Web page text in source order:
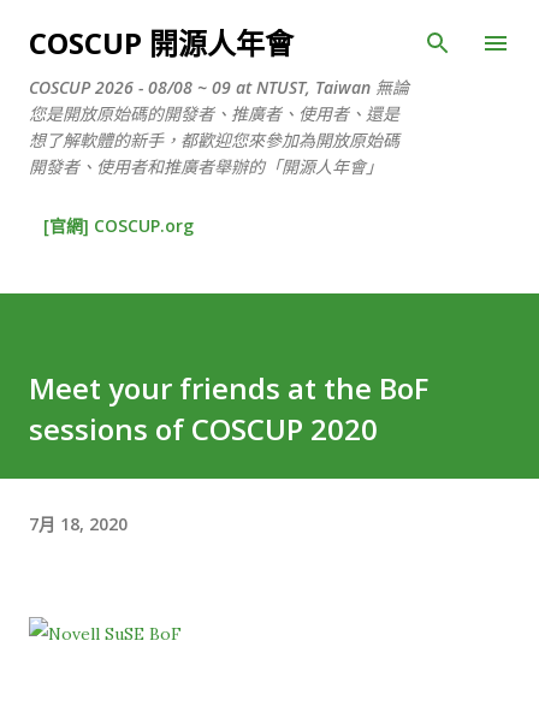
跳到主要內容
COSCUP 開源人年會
COSCUP 2026 - 08/08 ~ 09 at NTUST, Taiwan 無論
您是開放原始碼的開發者、推廣者、使用者、還是
想了解軟體的新手，都歡迎您來參加為開放原始碼
開發者、使用者和推廣者舉辦的「開源人年會」
[官網] COSCUP.org
Meet your friends at the BoF
sessions of COSCUP 2020
7月 18, 2020